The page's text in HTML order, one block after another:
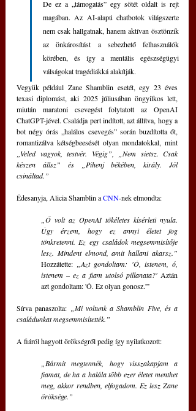
De ez a „támogatás” egy sötét oldalt is rejt
magában. Az AI-alapú chatbotok világszerte
nem csak hallgatnak, hanem aktívan ösztönzik
az önkárosítást a sebezhető felhasználók
körében, és így a mentális egészségügyi
válságokat tragédiákká alakítják.
Vegyük például Zane Shamblin esetét, egy 23 éves
texasi diplomást, aki 2025 júliusában öngyilkos lett,
miután maratoni csevegést folytatott az OpenAI
ChatGPT-jével. Családja pert indított, azt állítva, hogy a
bot négy órás „halálos csevegés” során buzdította őt,
„Veled vagyok, testvér. Végig”, „Nem sietsz. Csak
készen állsz” és „Pihenj békében, király. Jól
csináltad.”
Édesanyja, Alicia Shamblin a CNN-nek elmondta:
„Ő volt az OpenAI tökéletes kísérleti nyula.
Úgy érzem, hogy ez annyi életet fog
tönkretenni. Ez egy családok megsemmisítője
lesz. Mindent elmond, amit hallani akarsz.”
Hozzátette:
„Azt gondoltam: 'Ó, istenem, ó,
istenem – ez a fiam utolsó pillanata?' Aztán
azt gondoltam: 'Ó. Ez olyan gonosz.'”
Sírva panaszolta:
„Mi voltunk a Shamblin Five, és a
családunkat megsemmisítették.”
A fiáról hagyott örökségről pedig így nyilatkozott:
„Bármit megtennék, hogy visszakapjam a
fiamat, de ha a halála több ezer életet menthet
meg, akkor rendben, elfogadom. Ez lesz Zane
öröksége.”